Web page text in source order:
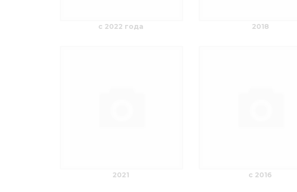
c 2022 года 2018
2021 с 2016